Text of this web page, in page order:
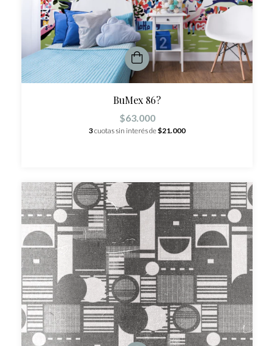
BuMex 86?
$63.000
3cuotas sin interés de$21.000